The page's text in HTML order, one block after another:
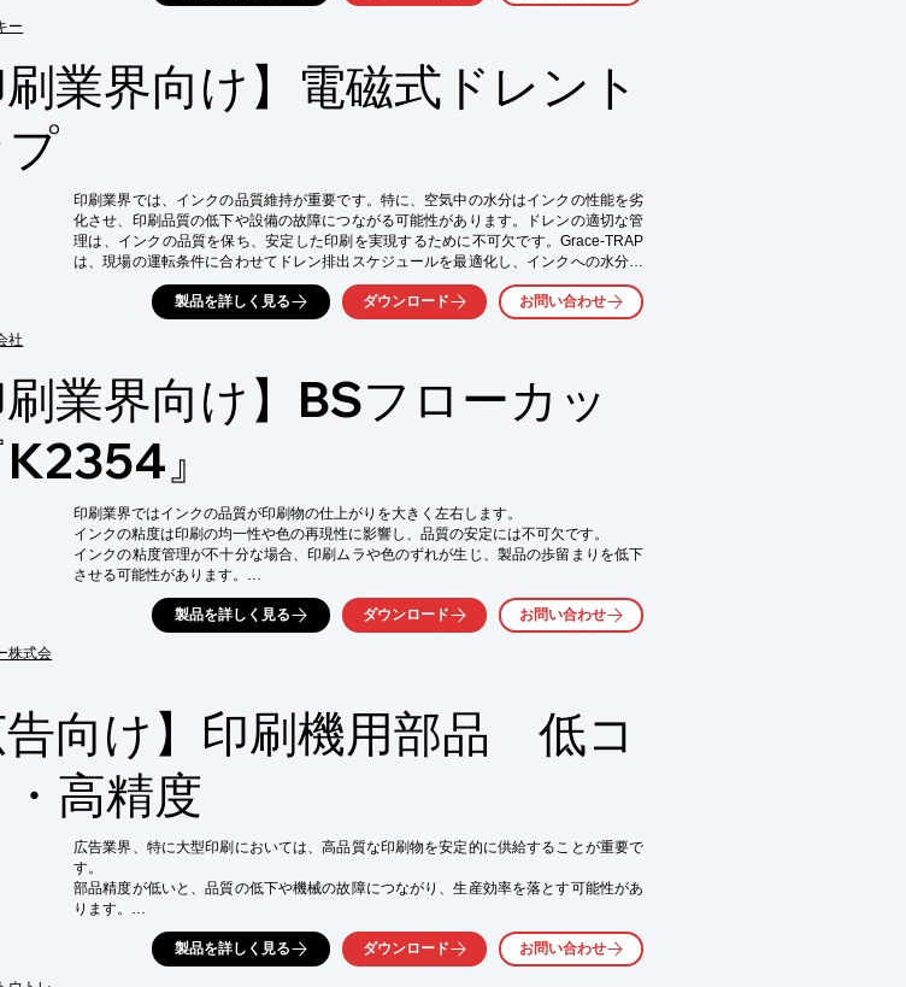
ー
これにより、インクの品質向上に貢献します。
・インク製造
・顔料分散
・インクの品質管理
・作業効率の向上
刷業界向け】電磁式ドレント
社
印刷業界では、インクの品質維持が重要です。特に、空気中の水分はインクの性能を劣
化させ、印刷品質の低下や設備の故障につながる可能性があります。ドレンの適切な管
理は、インクの品質を保ち、安定した印刷を実現するために不可欠です。Grace-TRAP
は、現場の運転条件に合わせてドレン排出スケジュールを最適化し、インクへの水分混
入リスクを低減します。
【活用シーン】
・印刷工場の設備メンテナンス
【導入の効果】
・インク品質の安定化
・印刷品質の向上
・設備の長寿命化
製品を詳しく見る ダウンロード お問い合わせ
刷業界向け】BSフローカッ
』
株式会
印刷業界ではインクの品質が印刷物の仕上がりを大きく左右します。
インクの粘度は印刷の均一性や色の再現性に影響し、品質の安定には不可欠です。
インクの粘度管理が不十分な場合、印刷ムラや色のずれが生じ、製品の歩留まりを低下
させる可能性があります。
BSフローカップ『K2354』はインクの流動性を正確に測定し、品質管理をサポートしま
・インクの保管状態の確認
【導入の効果】
・インク品質の安定化
・印刷不良の削減
・品質管理の効率化
製品を詳しく見る ダウンロード お問い合わせ
告向け】印刷機用部品 低コ
高精度
広告業界、特に大型印刷においては、高品質な印刷物を安定的に供給することが重要で
す。
部品精度が低いと、品質の低下や機械の故障につながり、生産効率を落とす可能性があ
ります。
当社の部品は、平面度:約0.02という高精度を実現し、印刷品質の向上に貢献します。
また、低コストでの提供により、コスト削減にも貢献します。
製品を詳しく見る ダウンロード お問い合わせ